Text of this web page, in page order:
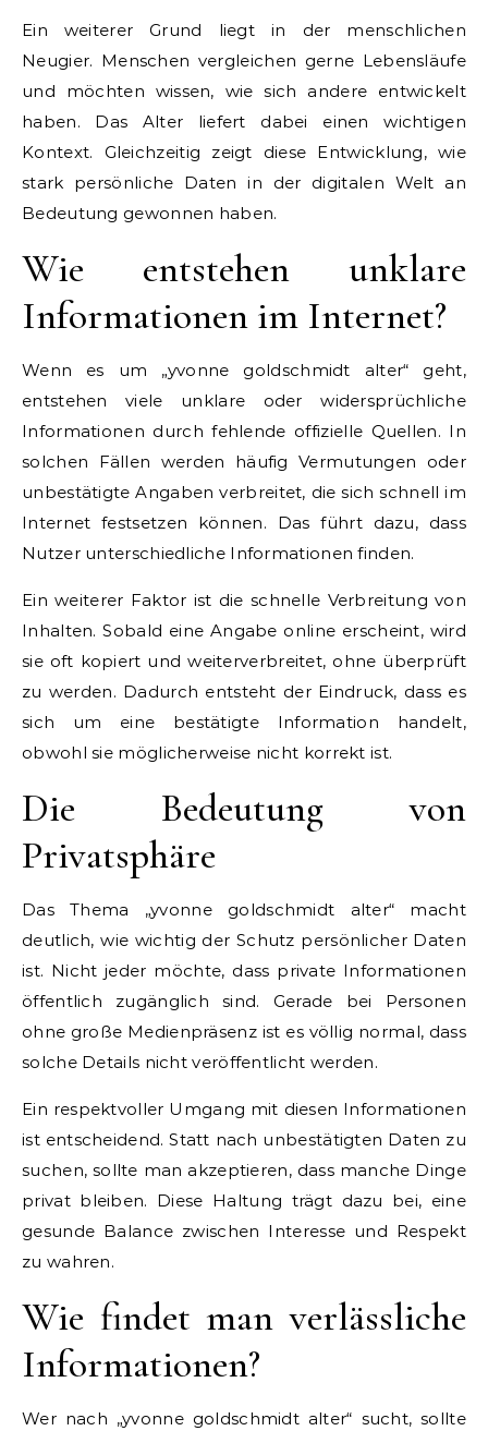
Ein weiterer Grund liegt in der menschlichen
Neugier. Menschen vergleichen gerne Lebensläufe
und möchten wissen, wie sich andere entwickelt
haben. Das Alter liefert dabei einen wichtigen
Kontext. Gleichzeitig zeigt diese Entwicklung, wie
stark persönliche Daten in der digitalen Welt an
Bedeutung gewonnen haben.
Wie entstehen unklare
Informationen im Internet?
Wenn es um „yvonne goldschmidt alter“ geht,
entstehen viele unklare oder widersprüchliche
Informationen durch fehlende offizielle Quellen. In
solchen Fällen werden häufig Vermutungen oder
unbestätigte Angaben verbreitet, die sich schnell im
Internet festsetzen können. Das führt dazu, dass
Nutzer unterschiedliche Informationen finden.
Ein weiterer Faktor ist die schnelle Verbreitung von
Inhalten. Sobald eine Angabe online erscheint, wird
sie oft kopiert und weiterverbreitet, ohne überprüft
zu werden. Dadurch entsteht der Eindruck, dass es
sich um eine bestätigte Information handelt,
obwohl sie möglicherweise nicht korrekt ist.
Die Bedeutung von
Privatsphäre
Das Thema „yvonne goldschmidt alter“ macht
deutlich, wie wichtig der Schutz persönlicher Daten
ist. Nicht jeder möchte, dass private Informationen
öffentlich zugänglich sind. Gerade bei Personen
ohne große Medienpräsenz ist es völlig normal, dass
solche Details nicht veröffentlicht werden.
Ein respektvoller Umgang mit diesen Informationen
ist entscheidend. Statt nach unbestätigten Daten zu
suchen, sollte man akzeptieren, dass manche Dinge
privat bleiben. Diese Haltung trägt dazu bei, eine
gesunde Balance zwischen Interesse und Respekt
zu wahren.
Wie findet man verlässliche
Informationen?
Wer nach „yvonne goldschmidt alter“ sucht, sollte